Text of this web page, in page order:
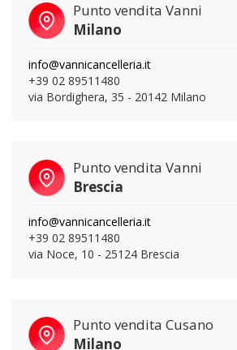
Punto vendita Vanni
Milano
info@vannicancelleria.it
+39 02 89511480
via Bordighera, 35 - 20142 Milano
Punto vendita Vanni
Brescia
info@vannicancelleria.it
+39 02 89511480
via Noce, 10 - 25124 Brescia
Punto vendita Cusano
Milano